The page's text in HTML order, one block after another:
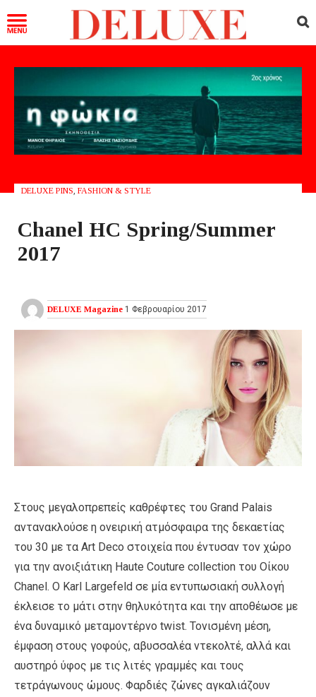
DELUXE PINS FASHION & STYLE
Chanel HC Spring/Summer
2017
DELUXE Magazine 1 Φεβρουαρίου 2017
Στους μεγαλοπρεπείς καθρέφτες του Grand Palais
αντανακλούσε η ονειρική ατμόσφαιρα της δεκαετίας
του 30 με τα Αrt Deco στοιχεία που έντυσαν τον χώρο
για την ανοιξιάτικη Haute Couture collection του Οίκου
Chanel. Ο Karl Largefeld σε μία εντυπωσιακή συλλογή
έκλεισε το μάτι στην θηλυκότητα και την αποθέωσε με
ένα δυναμικό μεταμοντέρνο twist. Τονισμένη μέση,
έμφαση στους γοφούς, αβυσσαλέα ντεκολτέ, αλλά και
αυστηρό ύφος με τις λιτές γραμμές και τους
τετράγωνους ώμους. Φαρδιές ζώνες αγκαλιάζουν